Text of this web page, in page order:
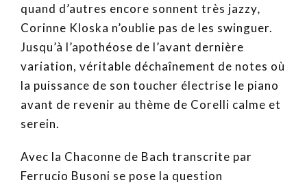
quand d’autres encore sonnent très jazzy,
Corinne Kloska n’oublie pas de les swinguer.
Jusqu’à l’apothéose de l’avant dernière
variation, véritable déchaînement de notes où
la puissance de son toucher électrise le piano
avant de revenir au thème de Corelli calme et
serein.
Avec la Chaconne de Bach transcrite par
Ferrucio Busoni se pose la question